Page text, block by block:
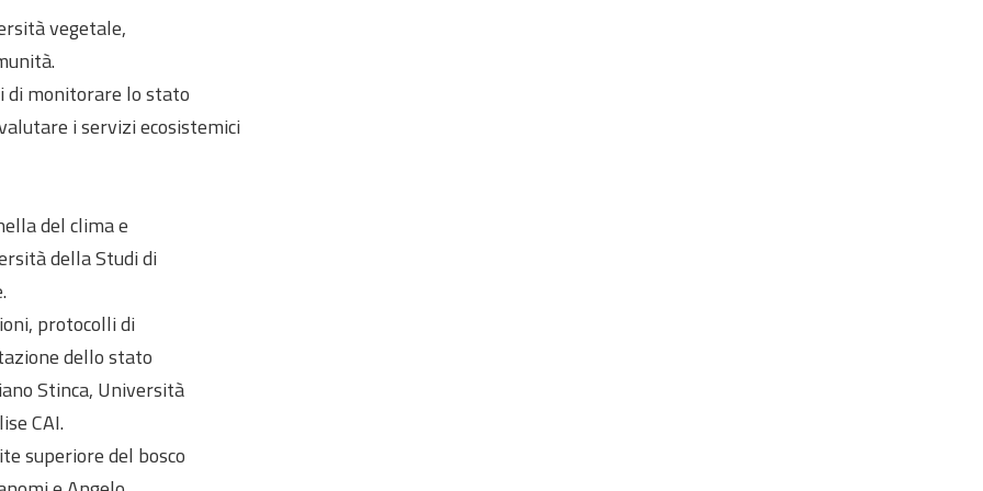
vegetale,
di monitorare lo stato
i servizi ecosistemici
del clima e
della Studi di
protocolli di
dello stato
Stinca, Università
CAI.
superiore del bosco